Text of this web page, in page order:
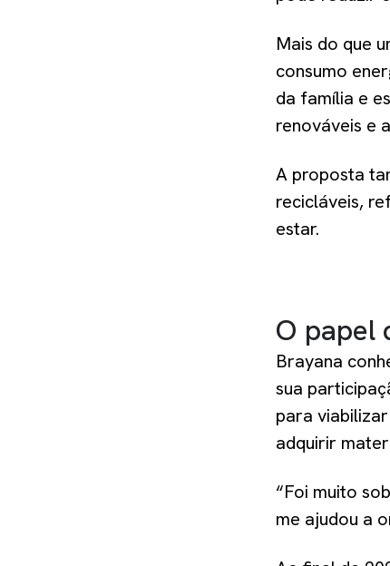
Mais do que
consumo
da família e
renováveis e
A proposta
recicláveis,
estar.
O papel
Brayana
sua
para
adquirir
“Foi muito
me ajudou a